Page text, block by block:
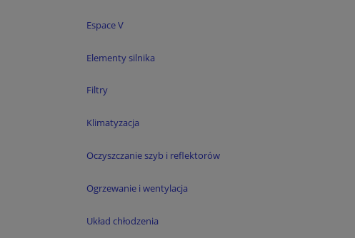
Espace V
Elementy silnika
Filtry
Klimatyzacja
Oczyszczanie szyb i reflektorów
Ogrzewanie i wentylacja
Układ chłodzenia